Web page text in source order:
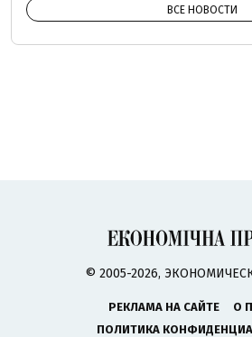
ВСЕ НОВОСТИ
© 2005-2026,
РЕКЛАМА НА САЙТЕ
О
ПОЛИТИКА